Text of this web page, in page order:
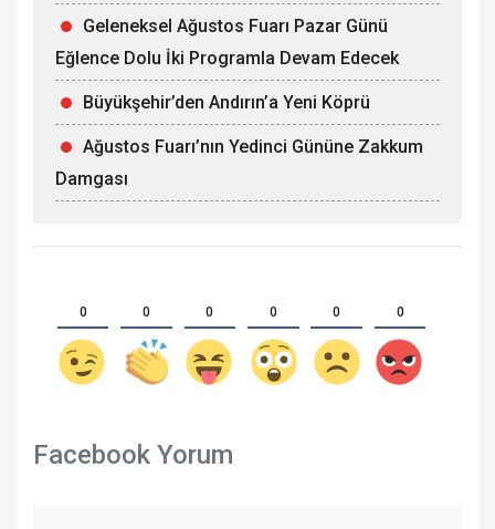
Geleneksel Ağustos Fuarı Pazar Günü
Eğlence Dolu İki Programla Devam Edecek
Büyükşehir’den Andırın’a Yeni Köprü
Ağustos Fuarı’nın Yedinci Gününe Zakkum
Damgası
0 0 0 0 0 0
Facebook Yorum